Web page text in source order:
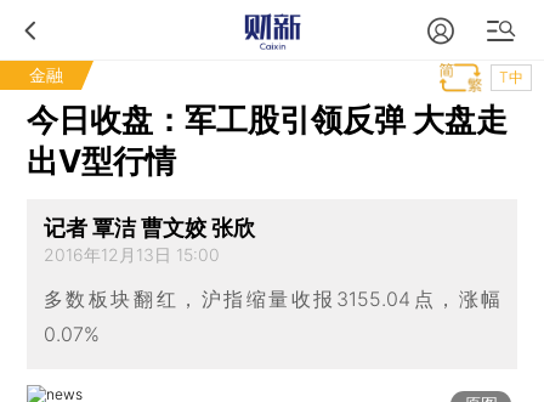
金融 T中
今日收盘：军工股引领反弹 大盘走
出V型行情
记者 覃洁 曹文姣 张欣
2016年12月13日 15:00
多数板块翻红，沪指缩量收报3155.04点，涨幅
0.07%